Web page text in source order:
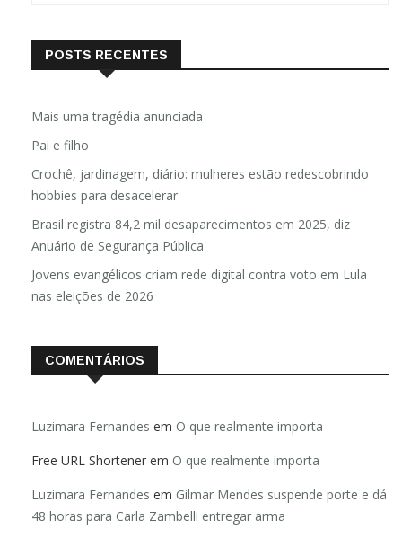
POSTS RECENTES
Mais uma tragédia anunciada
Pai e filho
Crochê, jardinagem, diário: mulheres estão redescobrindo
hobbies para desacelerar
Brasil registra 84,2 mil desaparecimentos em 2025, diz
Anuário de Segurança Pública
Jovens evangélicos criam rede digital contra voto em Lula
nas eleições de 2026
COMENTÁRIOS
Luzimara Fernandes em O que realmente importa
Free URL Shortener em O que realmente importa
Luzimara Fernandes em Gilmar Mendes suspende porte e dá
48 horas para Carla Zambelli entregar arma